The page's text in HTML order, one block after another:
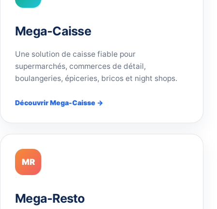
Mega-Caisse
Une solution de caisse fiable pour
supermarchés, commerces de détail,
boulangeries, épiceries, bricos et night shops.
Découvrir Mega-Caisse →
MR
Mega-Resto